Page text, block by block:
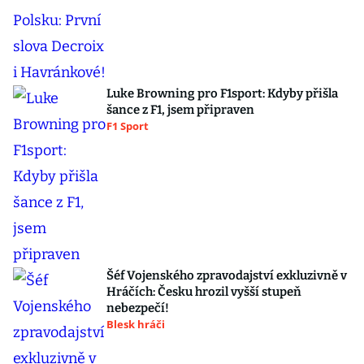
Luke Browning pro F1sport: Kdyby přišla
šance z F1, jsem připraven
F1 Sport
Šéf Vojenského zpravodajství exkluzivně v
Hráčích: Česku hrozil vyšší stupeň
nebezpečí!
Blesk hráči